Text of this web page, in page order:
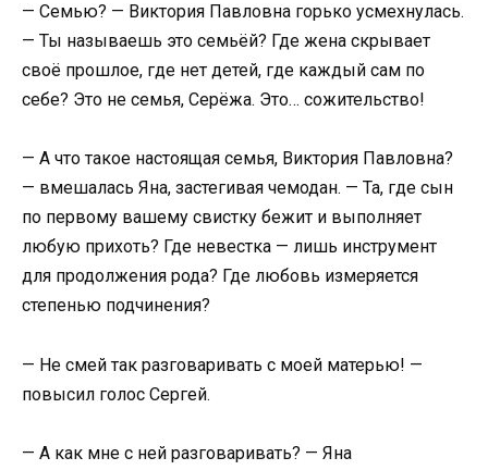
— Семью? — Виктория Павловна горько усмехнулась.
— Ты называешь это семьёй? Где жена скрывает
своё прошлое, где нет детей, где каждый сам по
себе? Это не семья, Серёжа. Это… сожительство!
— А что такое настоящая семья, Виктория Павловна?
— вмешалась Яна, застегивая чемодан. — Та, где сын
по первому вашему свистку бежит и выполняет
любую прихоть? Где невестка — лишь инструмент
для продолжения рода? Где любовь измеряется
степенью подчинения?
— Не смей так разговаривать с моей матерью! —
повысил голос Сергей.
— А как мне с ней разговаривать? — Яна